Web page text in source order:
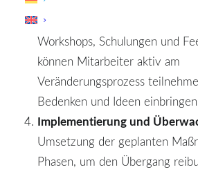
der Mitarbeiter ist ein
Workshops, Schulungen und
können Mitarbeiter aktiv am
Veränderungsprozess
Bedenken und Ideen
Implementierung und
Umsetzung der geplanten
Phasen, um den Übergang